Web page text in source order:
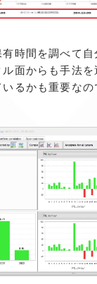
時間を調べて
面からも手法
るかも重要なの